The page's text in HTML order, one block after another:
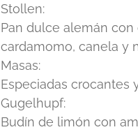
Stollen:
Pan dulce alemán con
cardamomo, canela y
Masas:
Especiadas crocantes
Gugelhupf:
Budín de limón con